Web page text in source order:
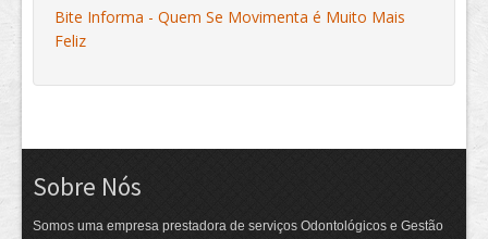
Bite Informa - Quem Se Movimenta é Muito Mais
Feliz
Sobre Nós
Somos uma empresa prestadora de serviços Odontológicos e Gestão